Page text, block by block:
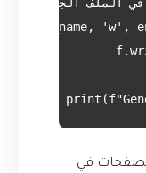
الصفحات في